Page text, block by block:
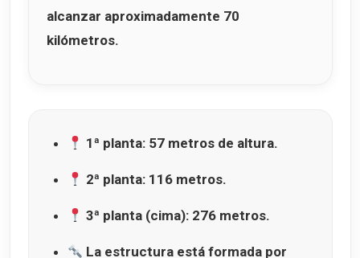
alcanzar aproximadamente 70
kilómetros.
1ª planta: 57 metros de altura.
2ª planta: 116 metros.
3ª planta (cima): 276 metros.
La estructura está formada por